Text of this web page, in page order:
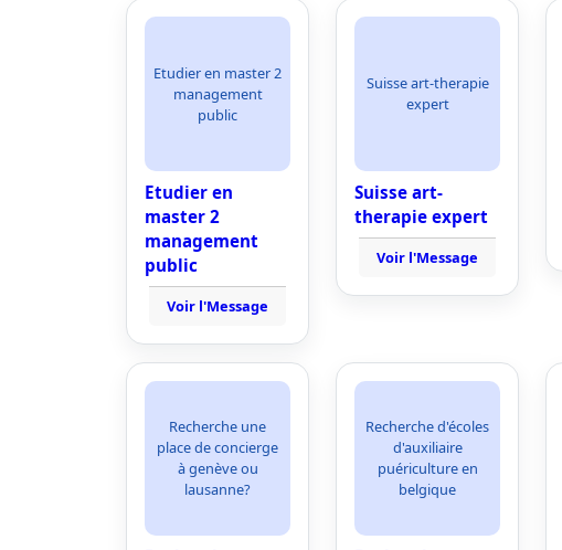
Etudier en master 2
management
public
Etudier en
master 2
management
public
Voir l'Message
Suisse art-therapie
expert
Suisse art-
therapie expert
Voir l'Message
Recherche une
place de concierge
à genève ou
lausanne?
Recherche d'écoles
d'auxiliaire
puériculture en
belgique